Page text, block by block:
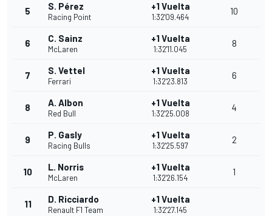
5 S. Pérez
Racing Point
+1 Vuelta
1:32'09.464
10
6 C. Sainz
McLaren
+1 Vuelta
1:32'11.045
8
7 S. Vettel
Ferrari
+1 Vuelta
1:32'23.813
6
8 A. Albon
Red Bull
+1 Vuelta
1:32'25.008
4
9 P. Gasly
Racing Bulls
+1 Vuelta
1:32'25.597
2
10 L. Norris
McLaren
+1 Vuelta
1:32'26.154
1
11 D. Ricciardo
Renault F1 Team
+1 Vuelta
1:32'27.145